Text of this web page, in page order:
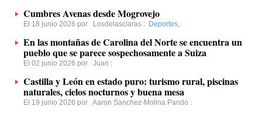
Cumbres Avenas desde Mogrovejo
El 18 junio 2026 por Losdelasclaras : Deportes,
En las montañas de Carolina del Norte se encuentra un
pueblo que se parece sospechosamente a Suiza
El 02 junio 2026 por Juan :
Castilla y León en estado puro: turismo rural, piscinas
naturales, cielos nocturnos y buena mesa
El 19 junio 2026 por Aaron Sanchez-Molina Pando :